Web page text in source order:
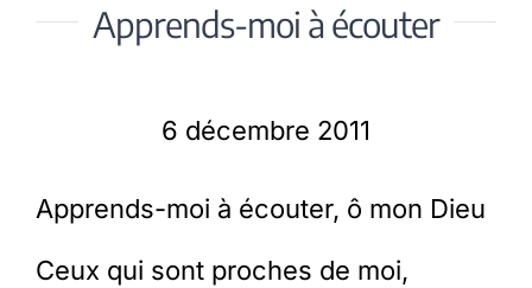
bascule
Accueil
Spiritualité
Apprends-moi à écouter
6 décembre 2011
Apprends-moi à écouter, ô mon Dieu
Ceux qui sont proches de moi,